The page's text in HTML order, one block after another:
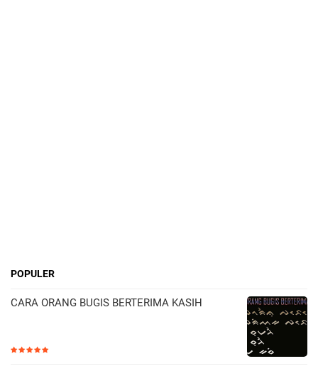
POPULER
CARA ORANG BUGIS BERTERIMA KASIH